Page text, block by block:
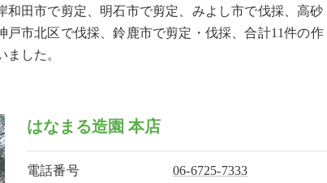
田市で剪定、明石市で剪定、みよし市で伐採、高砂
市北区で伐採、鈴鹿市で剪定・伐採、合計11件の作
した。
はなまる造園 本店
電話番号 06-6725-7333